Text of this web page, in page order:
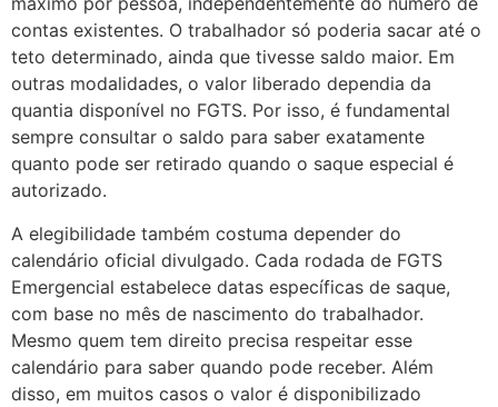
contas existentes. O trabalhador só poderia sacar até o
teto determinado, ainda que tivesse saldo maior. Em
outras modalidades, o valor liberado dependia da
quantia disponível no FGTS. Por isso, é fundamental
sempre consultar o saldo para saber exatamente
quanto pode ser retirado quando o saque especial é
autorizado.
A elegibilidade também costuma depender do
calendário oficial divulgado. Cada rodada de FGTS
Emergencial estabelece datas específicas de saque,
com base no mês de nascimento do trabalhador.
Mesmo quem tem direito precisa respeitar esse
calendário para saber quando pode receber. Além
disso, em muitos casos o valor é disponibilizado